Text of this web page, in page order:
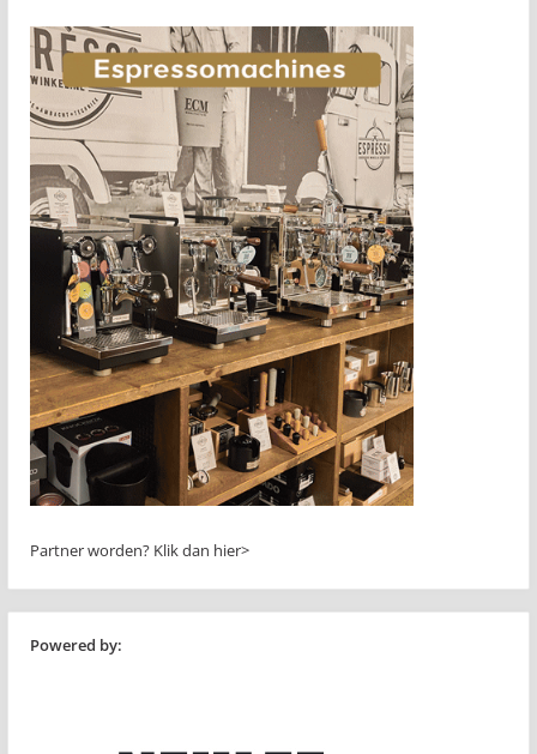
Partner worden? Klik dan hier>
Powered by: